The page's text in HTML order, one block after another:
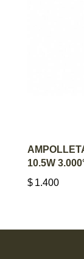
10.5W
$ 1.400